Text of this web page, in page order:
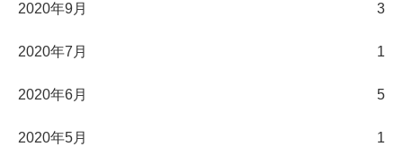
2020年9月 3
2020年7月 1
2020年6月 5
2020年5月 1